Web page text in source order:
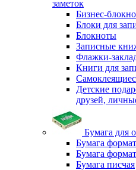
заметок
Бизнес-
Блоки для
Блокноты
Записные
Флажки-
Книги для
Детские
друзей,
Бумага для
Бумага
Бумага
Бумага писчая